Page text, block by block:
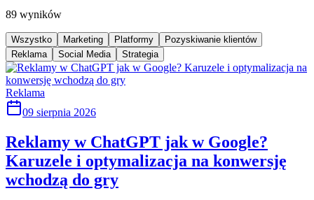
89 wyników
Wszystko Marketing Platformy
Pozyskiwanie klientów
Reklama
Social Media Strategia
Reklama
09 sierpnia 2026
Reklamy w ChatGPT jak w Google?
Karuzele i optymalizacja na konwersję
wchodzą do gry